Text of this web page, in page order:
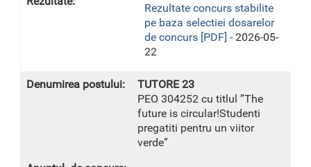
Rezultate concurs stabilite
pe baza selectiei dosarelor
de concurs [PDF] - 2026-05-
22
TUTORE 23
PEO 304252 cu titlul ”The
future is circular!Studenti
pregatiti pentru un viitor
verde”